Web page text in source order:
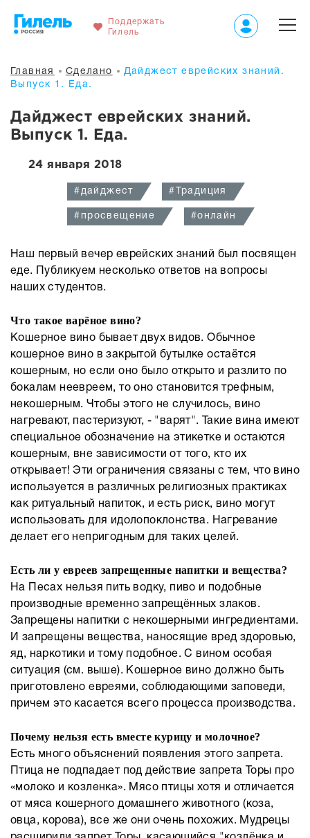
Поддержать
Гилель
Главная Сделано
Дайджест еврейских знаний.
Выпуск 1. Еда.
Дайджест еврейских знаний.
Выпуск 1. Еда.
24 января 2018
#дайджест #Традиция
#просвещение #онлайн
Наш первый вечер еврейских знаний был посвящен
еде. Публикуем несколько ответов на вопросы
наших студентов.
Что такое варёное вино?
Кошерное вино бывает двух видов. Обычное
кошерное вино в закрытой бутылке остаётся
кошерным, но если оно было открыто и разлито по
бокалам неевреем, то оно становится трефным,
некошерным. Чтобы этого не случилось, вино
нагревают, пастеризуют, - "варят". Такие вина имеют
специальное обозначение на этикетке и остаются
кошерным, вне зависимости от того, кто их
открывает! Эти ограничения связаны с тем, что вино
используется в различных религиозных практиках
как ритуальный напиток, и есть риск, вино могут
использовать для идолопоклонства. Нагревание
делает его непригодным для таких целей.
Есть ли у евреев запрещенные напитки и вещества?
На Песах нельзя пить водку, пиво и подобные
производные временно запрещённых злаков.
Запрещены напитки с некошерными ингредиентами.
И запрещены вещества, наносящие вред здоровью,
яд, наркотики и тому подобное. С вином особая
ситуация (см. выше). Кошерное вино должно быть
приготовлено евреями, соблюдающими заповеди,
причем это касается всего процесса производства.
Почему нельзя есть вместе курицу и молочное?
Есть много объяснений появления этого запрета.
Птица не подпадает под действие запрета Торы про
«молоко и козленка». Мясо птицы хотя и отличается
от мяса кошерного домашнего животного (коза,
овца, корова), все же они очень похожих. Мудрецы